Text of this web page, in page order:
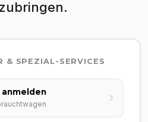
& SPEZIAL-SERVICES
anmelden